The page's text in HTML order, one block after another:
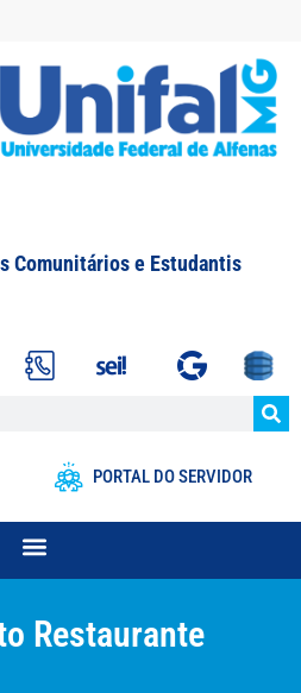
Comunitários e Estudantis
PORTAL DO SERVIDOR
Restaurante